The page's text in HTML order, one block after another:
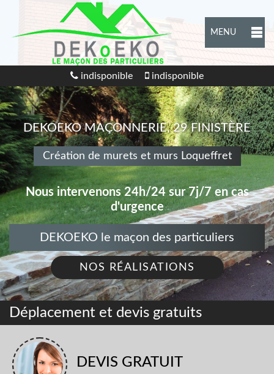
MENU
indisponible indisponible
DEKOEKO MAÇONNERIE, 29 FINISTÈRE
Création de murets et murs Loqueffret
Nous intervenons 24h/24 sur 7j/7 en cas
d'urgence
DEKOEKO le maçon des particuliers
NOS RÉALISATIONS
Déplacement et devis gratuits
DEVIS GRATUIT